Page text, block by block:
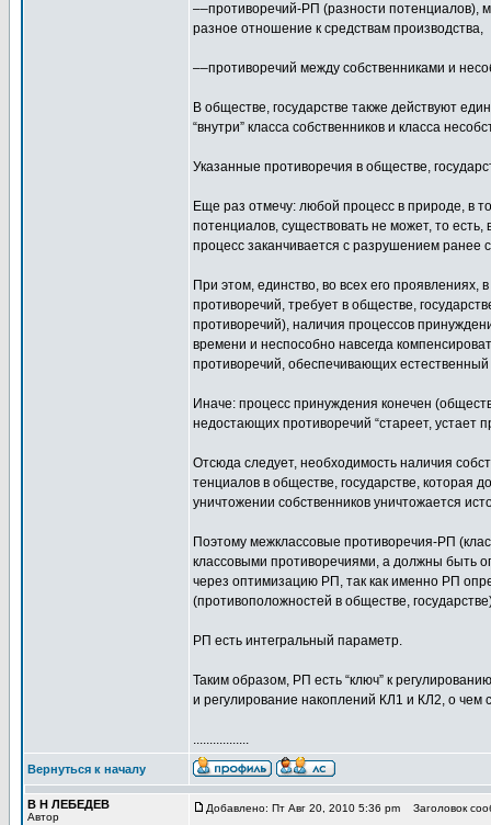
––противоречий-РП (разности потенциалов),
разное отношение к средствам производства,
––противоречий между собственниками и
В обществе, государстве также действуют
“внутри” класса собственников и класса
Указанные противоречия в обществе,
Еще раз отмечу: любой процесс в природе, в
потенциалов, существовать не может, то
процесс заканчивается с разрушением ранее
При этом, единство, во всех его проявлениях,
противоречий, требует в обществе,
противоречий), наличия процессов
времени и неспособно навсегда
противоречий, обеспечивающих
Иначе: процесс принуждения конечен
недостающих противоречий “стареет, устает
Отсюда следует, необходимость наличия
тенциалов в обществе, государстве, которая
уничтожении собственников уничтожается
Поэтому межклассовые противоречия-РП
классовыми противоречиями, а должны быть
через оптимизацию РП, так как именно РП
(противоположно­стей в обществе,
РП есть интегральный параметр.
Таким образом, РП есть “ключ” к
и регулирование накоплений КЛ1 и КЛ2, о чем
.................
Вернуться к началу
В Н ЛЕБЕДЕВ
Автор
Добавлено: Пт Авг 20, 2010 5:36 pm Заголовок